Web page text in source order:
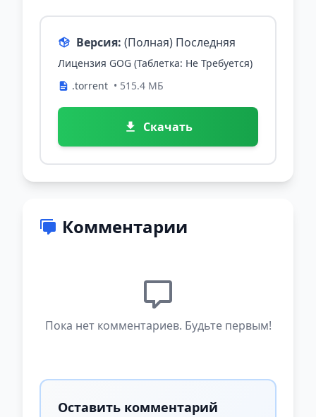
Версия: (Полная) Последняя
Лицензия GOG (Таблетка: Не Требуется)
.torrent • 515.4 МБ
Скачать
Комментарии
Пока нет комментариев. Будьте первым!
Оставить комментарий